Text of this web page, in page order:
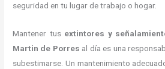
seguridad en tu lugar de trabajo o hogar.
Mantener tus extintores y
Martin de Porres al día es una
subestimarse. Un mantenimiento